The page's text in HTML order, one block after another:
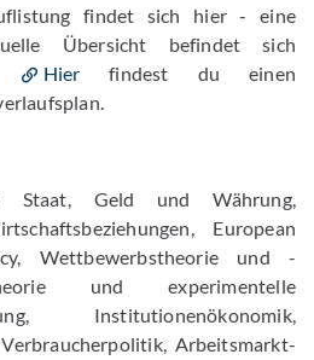
findet sich hier - eine
Übersicht befindet sich
Hier findest du einen
Geld und Währung,
European
Wettbewerbstheorie und -
und experimentelle
Institutionenökonomik,
Arbeitsmarkt-